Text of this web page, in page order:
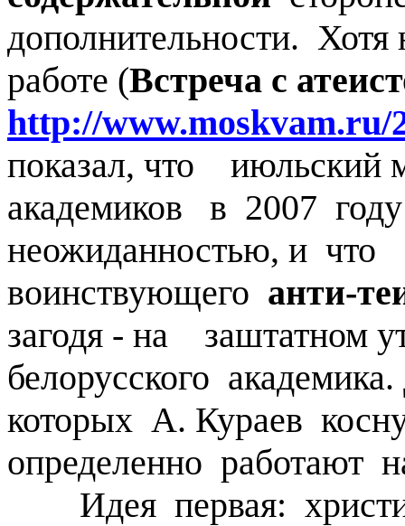
дополнительности.
работе (Встреча с
http://www.moskvam.ru/
показал, что июльский
академиков в 2007
неожиданностью, и
воинствующего анти-
загодя - на заштатном
белорусского
которых А. Кураев
определенно работают
Идея первая: